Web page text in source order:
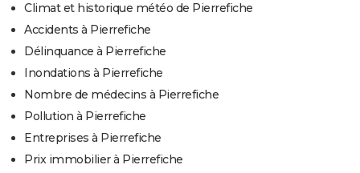
Climat et historique météo de Pierrefiche
Accidents à Pierrefiche
Délinquance à Pierrefiche
Inondations à Pierrefiche
Nombre de médecins à Pierrefiche
Pollution à Pierrefiche
Entreprises à Pierrefiche
Prix immobilier à Pierrefiche